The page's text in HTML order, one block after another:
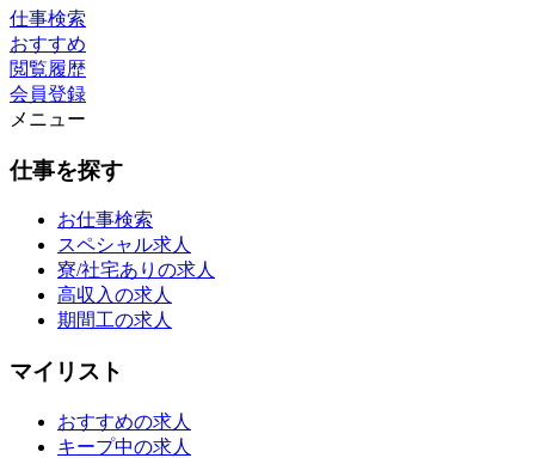
仕事検索
おすすめ
閲覧履歴
会員登録
メニュー
仕事を探す
お仕事検索
スペシャル求人
寮/社宅ありの求人
高収入の求人
期間工の求人
マイリスト
おすすめの求人
キープ中の求人